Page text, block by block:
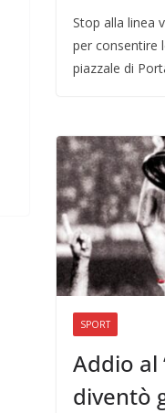
Stop alla linea
per consentire
piazzale di
SPORT
Addio al
diventò